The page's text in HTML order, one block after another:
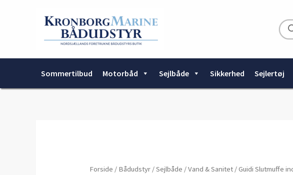
Sommertilbud Motorbåd Sejlbåde Sikkerhed Sejlertøj
Forside / Bådudstyr/Sejlbåde /Vand & Sanitet/ Guidi Slutmuffe